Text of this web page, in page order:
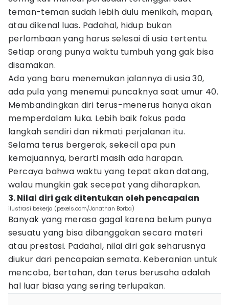
teman-teman sudah lebih dulu menikah, mapan,
atau dikenal luas. Padahal, hidup bukan
perlombaan yang harus selesai di usia tertentu.
Setiap orang punya waktu tumbuh yang gak bisa
disamakan.
Ada yang baru menemukan jalannya di usia 30,
ada pula yang menemui puncaknya saat umur 40.
Membandingkan diri terus-menerus hanya akan
memperdalam luka. Lebih baik fokus pada
langkah sendiri dan nikmati perjalanan itu.
Selama terus bergerak, sekecil apa pun
kemajuannya, berarti masih ada harapan.
Percaya bahwa waktu yang tepat akan datang,
walau mungkin gak secepat yang diharapkan.
3. Nilai diri gak ditentukan oleh pencapaian
ilustrasi bekerja (pexels.com/Jonathan Borba)
Banyak yang merasa gagal karena belum punya
sesuatu yang bisa dibanggakan secara materi
atau prestasi. Padahal, nilai diri gak seharusnya
diukur dari pencapaian semata. Keberanian untuk
mencoba, bertahan, dan terus berusaha adalah
hal luar biasa yang sering terlupakan.